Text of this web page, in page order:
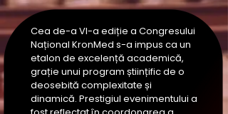
Cea de-a VI-a ediție a Congresului
Național KronMed s-a impus ca un
etalon de excelență academică,
grație unui program științific de o
deosebită complexitate și
dinamică. Prestigiul evenimentului a